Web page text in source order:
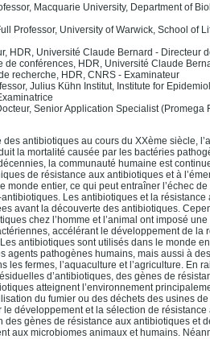
Macquarie University, Department of
Professor, University of Warwick, School of
HDR, Université Claude Bernard - Directeur
de conférences, HDR, Université Claude
recherche, HDR, CNRS - Examinateur
Julius Kühn Institut, Institute for
Senior Application Specialist (Promega
antibiotiques au cours du XXème siècle,
la mortalité causée par les bactéries
la communauté humaine est
de résistance aux antibiotiques et à
monde entier, ce qui peut entraîner l’échec
antibiotiques. Les antibiotiques et la
avant la découverte des antibiotiques.
chez l’homme et l’animal ont imposé
accélérant le développement de la
antibiotiques sont utilisés dans le monde
agents pathogènes humains, mais aussi à
les fermes, l’aquaculture et l’agriculture. En
d’antibiotiques, des gènes de
atteignent l’environnement
du fumier ou des déchets des usines
le développement et la sélection de
des gènes de résistance aux antibiotiques et
aux microbiomes animaux et humains.